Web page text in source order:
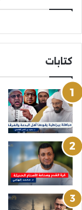
كتابات